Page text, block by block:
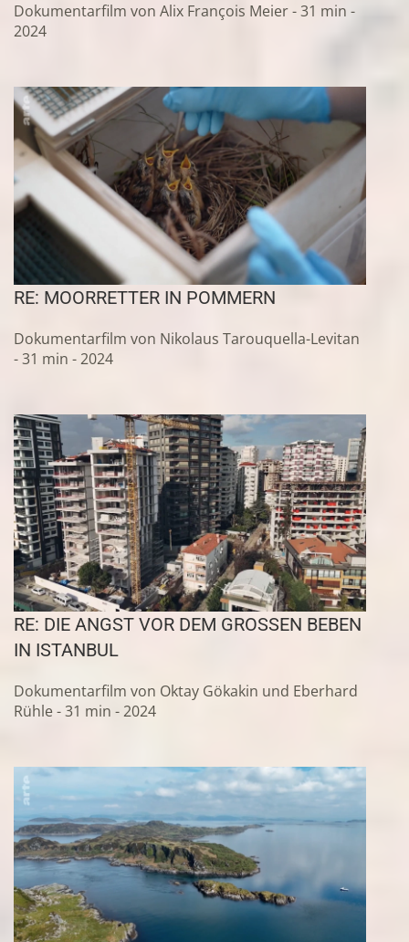
Dokumentarfilm von Alix François Meier - 31 min -
2024
RE: MOORRETTER IN POMMERN
Dokumentarfilm von Nikolaus Tarouquella-Levitan
- 31 min - 2024
RE: DIE ANGST VOR DEM GROSSEN BEBEN I
N ISTANBUL
Dokumentarfilm von Oktay Gökakin und Eberhard
Rühle - 31 min - 2024